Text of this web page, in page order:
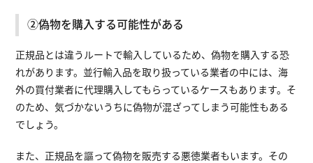
②偽物を購入する可能性がある
正規品とは違うルートで輸入しているため、偽物を購入する恐
れがあります。並行輸入品を取り扱っている業者の中には、海
外の買付業者に代理購入してもらっているケースもあります。そ
のため、気づかないうちに偽物が混ざってしまう可能性もある
でしょう。
また、正規品を謳って偽物を販売する悪徳業者もいます。その